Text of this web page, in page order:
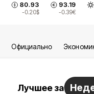
80.93
-0.20$
93.19
-0.39€
Официально
Лучшее за